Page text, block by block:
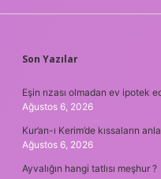
SIDEBAR
Son Yazılar
Eşin rızası olmadan ev ipotek
Ağustos 6, 2026
Kur’an-ı Kerim’de kıssaların
Ağustos 6, 2026
Ayvalığın hangi tatlısı meşhur ?